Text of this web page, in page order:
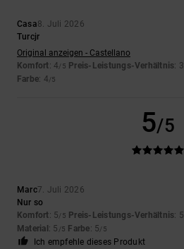
Casa8. Juli 2026
Turcjr
Original anzeigen - Castellano
Komfort: 4/5 Preis-Leistungs-Verhältnis: 3
Farbe: 4/5
5/5
Marc7. Juli 2026
Nur so
Komfort: 5/5 Preis-Leistungs-Verhältnis: 5
Material: 5 /5 Farbe: 5/5
Ich empfehle dieses Produkt